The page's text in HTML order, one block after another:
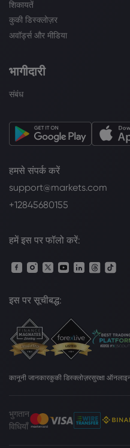
शिकायतें
कुकी डिस्क्लोज़र
अवॉर्ड्स और मीडिया
भागीदारी
संबंध
हमसे संपर्क करें
support@markets.com
+12845680155
हमें इस पर फॉलो करें:
इस पर सूचीबद्ध:
कानूनी जानकारकुकी डिस्क्लोज़रसुरक्षा
भुगतान
विधियाँ